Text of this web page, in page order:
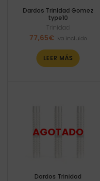
Dardos Trinidad Gomez
type10
Trinidad
77,65€ Iva incluido
LEER MÁS
Dardos Trinidad